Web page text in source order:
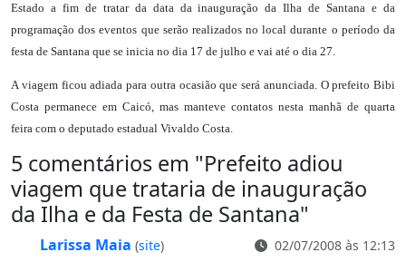
Estado a fim de tratar da data da inauguração da Ilha de Santana e da
programação dos eventos que serão realizados no local durante o período da
festa de Santana que se inicia no dia 17 de julho e vai até o dia 27.
A viagem ficou adiada para outra ocasião que será anunciada. O prefeito Bibi
Costa permanece em Caicó, mas manteve contatos nesta manhã de quarta
feira com o deputado estadual Vivaldo Costa.
5 comentários em "Prefeito adiou
viagem que trataria de inauguração
da Ilha e da Festa de Santana"
Larissa Maia (site) 02/07/2008 às 12:13